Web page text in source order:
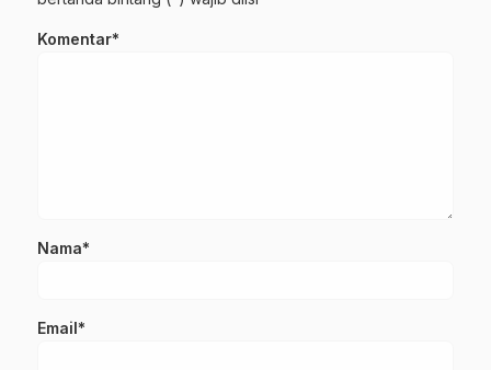
Komentar*
Nama*
Email*